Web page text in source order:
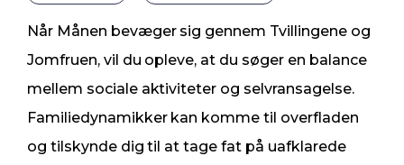
Når Månen bevæger sig gennem Tvillingene og
Jomfruen, vil du opleve, at du søger en balance
mellem sociale aktiviteter og selvransagelse.
Familiedynamikker kan komme til overfladen
og tilskynde dig til at tage fat på uafklarede